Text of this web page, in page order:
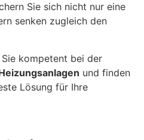
Sie sich nicht nur eine
senken zugleich den
kompetent bei der
und finden
Lösung für Ihre